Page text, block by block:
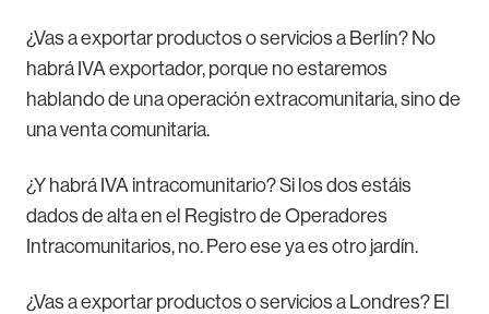
¿Vas a exportar productos o servicios a Berlín? No
habrá IVA exportador, porque no estaremos
hablando de una operación extracomunitaria, sino de
una venta comunitaria.
¿Y habrá IVA intracomunitario? Si los dos estáis
dados de alta en el Registro de Operadores
Intracomunitarios, no. Pero ese ya es otro jardín.
¿Vas a exportar productos o servicios a Londres? El